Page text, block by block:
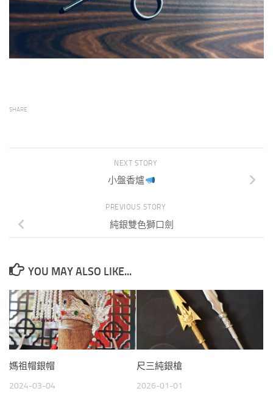
SHARE
NEXT STORY
小盤香爐
PREVIOUS STORY
純銀雙色獅口劍
YOU MAY ALSO LIKE...
媽祖帽銀帽
2024-03-04
尺三純銀槍
2026-01-01